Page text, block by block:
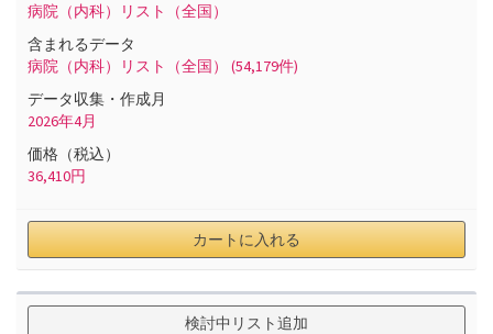
病院（内科）リスト（全国）
含まれるデータ
病院（内科）リスト（全国） (54,179件)
データ収集・作成月
2026年4月
価格（税込）
36,410円
カートに入れる
検討中リスト追加